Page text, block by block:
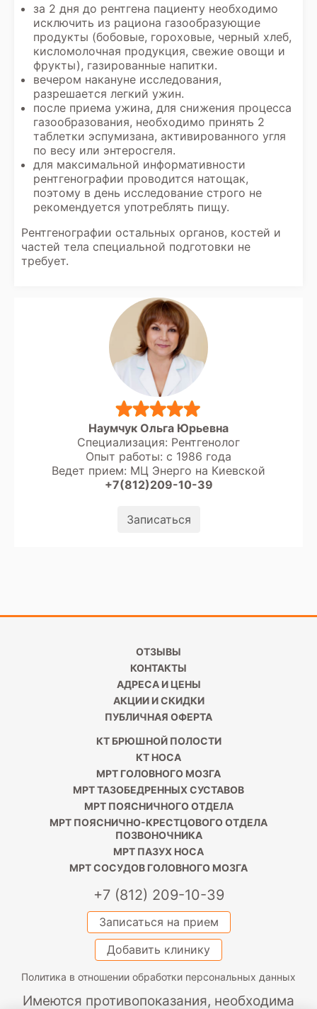
за 2 дня до рентгена пациенту необходимо
исключить из рациона газообразующие
продукты (бобовые, гороховые, черный хлеб,
кисломолочная продукция, свежие овощи и
фрукты), газированные напитки.
вечером накануне исследования,
разрешается легкий ужин.
после приема ужина, для снижения процесса
газообразования, необходимо принять 2
таблетки эспумизана, активированного угля
по весу или энтеросгеля.
для максимальной информативности
рентгенографии проводится натощак,
поэтому в день исследование строго не
рекомендуется употреблять пищу.
Рентгенографии остальных органов, костей и
частей тела специальной подготовки не
требует.
Наумчук Ольга Юрьевна
Специализация: Рентгенолог
Опыт работы: с 1986 года
Ведет прием: МЦ Энерго на Киевской
+7(812)209-10-39
Записаться
ОТЗЫВЫ
КОНТАКТЫ
АДРЕСА И ЦЕНЫ
АКЦИИ И СКИДКИ
ПУБЛИЧНАЯ ОФЕРТА
КТ БРЮШНОЙ ПОЛОСТИ
КТ НОСА
МРТ ГОЛОВНОГО МОЗГА
МРТ ТАЗОБЕДРЕННЫХ СУСТАВОВ
МРТ ПОЯСНИЧНОГО ОТДЕЛА
МРТ ПОЯСНИЧНО-КРЕСТЦОВОГО ОТДЕЛА
ПОЗВОНОЧНИКА
МРТ ПАЗУХ НОСА
МРТ СОСУДОВ ГОЛОВНОГО МОЗГА
+7 (812) 209-10-39
Записаться на прием
Добавить клинику
Политика в отношении обработки персональных данных
Имеются противопоказания, необходима